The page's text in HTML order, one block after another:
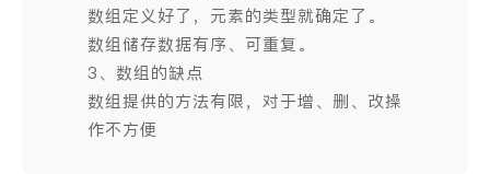
数组定义好了，元素的类型就确定了。
数组储存数据有序、可重复。
3、数组的缺点
数组提供的方法有限，对于增、删、改操
作不方便